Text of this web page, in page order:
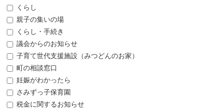
くらし
親子の集いの場
くらし・手続き
議会からのお知らせ
子育て世代支援施設（みつどんのお家）
町の相談窓口
妊娠がわかったら
さみずっ子保育園
税金に関するお知らせ